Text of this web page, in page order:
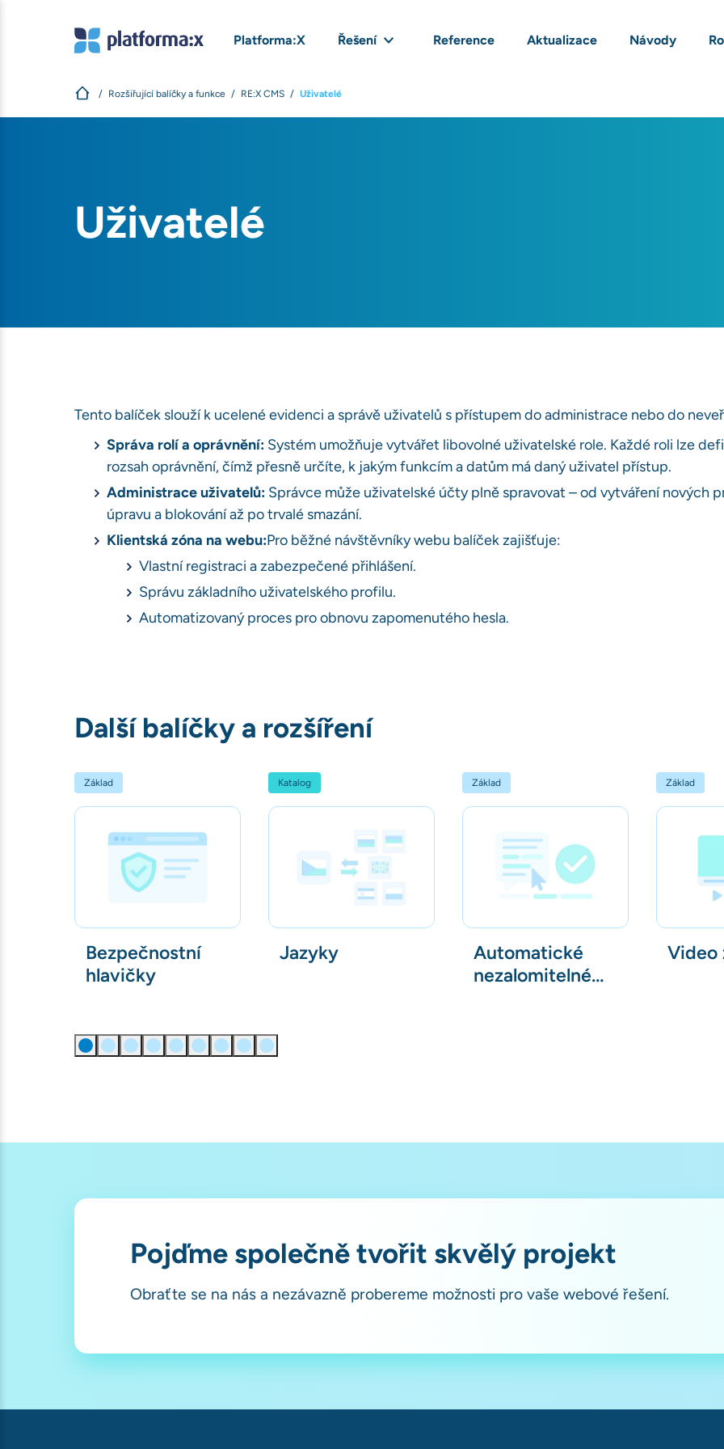
Platforma:X Řešení Reference Aktualizace Návody
Rozšiřující balíčky a funkce RE:X CMS Uživatelé
Uživatelé
Tento balíček slouží k ucelené evidenci a správě uživatelů s přístupem do administrace nebo do
Správa rolí a oprávnění: Systém umožňuje vytvářet libovolné uživatelské role. Každé roli lze
rozsah oprávnění, čímž přesně určíte, k jakým funkcím a datům má daný uživatel přístup.
Administrace uživatelů: Správce může uživatelské účty plně spravovat – od vytváření nových
úpravu a blokování až po trvalé smazání.
Klientská zóna na webu:Pro běžné návštěvníky webu balíček zajišťuje:
Vlastní registraci a zabezpečené přihlášení.
Správu základního uživatelského profilu.
Automatizovaný proces pro obnovu zapomenutého hesla.
Další balíčky a rozšíření
Základ
Bezpečnostní
hlavičky
Katalog
Jazyky
Základ
Automatické
nezalomitelné
Základ
Video
Pojďme společně tvořit skvělý projekt
Obraťte se na nás a nezávazně probereme možnosti pro vaše webové řešení.